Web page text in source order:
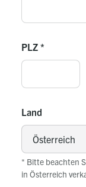
PLZ *
Land
* Bitte beachten
in Österreich